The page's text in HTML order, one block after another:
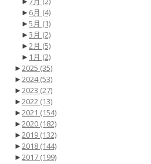
► 6月 (4)
►5月 (1)
►3月 (2)
►2月 (5)
► 1月 (2)
►2025 (35)
►2024(53)
►2023 (27)
►2022 (13)
►2021 (154)
►2020 (182)
►2019 (132)
►2018 (144)
►2017 (199)